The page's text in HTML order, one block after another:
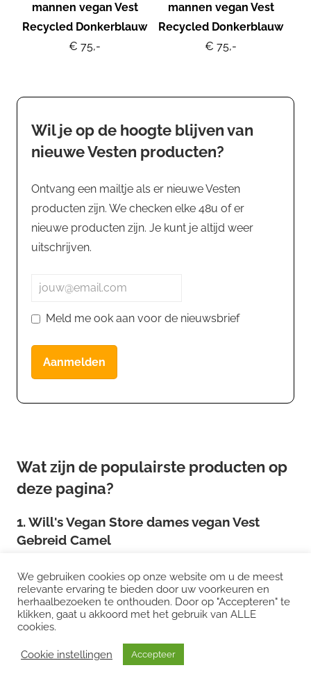
mannen vegan Vest
Recycled Donkerblauw
€ 75,-
mannen vegan Vest
Recycled Donkerblauw
€ 75,-
Wil je op de hoogte blijven van
nieuwe Vesten producten?
Ontvang een mailtje als er nieuwe Vesten
producten zijn. We checken elke 48u of er
nieuwe producten zijn. Je kunt je altijd weer
uitschrijven.
Meld me ook aan voor de nieuwsbrief
Aanmelden
Wat zijn de populairste producten op
deze pagina?
1. Will's Vegan Store dames vegan Vest
Gebreid Camel
Camel
Het eerste product dat wij veel vergelijken: Will's
webshop beschrijft het product als volgt: &nbsp;
We gebruiken cookies op onze website om u de meest
relevante ervaring te bieden door uw voorkeuren en
herhaalbezoeken te onthouden. Door op "Accepteren" te
klikken, gaat u akkoord met het gebruik van ALLE
cookies.
Cookie instellingen Accepteer